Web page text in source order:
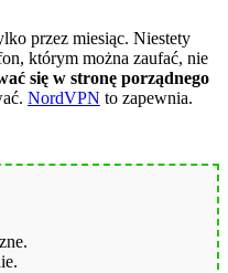
przez miesiąc. Niestety
którym można zaufać, nie
się w stronę porządnego
NordVPN to zapewnia.